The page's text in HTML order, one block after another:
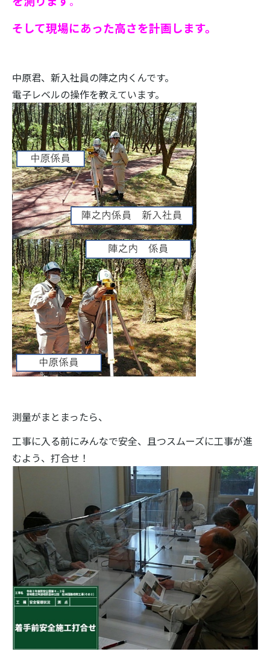
そして現場にあった高さを計画します。
中原君、新入社員の陣之内くんです。
電子レベルの操作を教えています。
測量がまとまったら、
工事に入る前にみんなで安全、且つスムーズに工事が進
むよう、打合せ！